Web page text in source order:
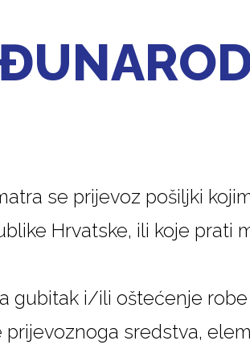
se prijevoz pošiljki
Hrvatske, ili koje prati
gubitak i/ili oštećenje
sredstva,